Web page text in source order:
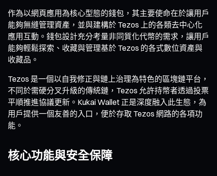
作為以網頁應用為核心型態的錢包，其主要使命在於讓用戶
能夠無縫管理資產，並與建構於 Tezos 上的各類去中心化
應用互動。錢包設計充分考量非同質化代幣的需求，讓用戶
能夠輕鬆探索、收藏與管理基於 Tezos 的各式數位資產與
收藏品。
Tezos 是一個以自我修正與鏈上治理為特色的區塊鏈平台，
不同於需硬分叉升級的傳統鏈，Tezos 允許持幣者透過投票
平順推進協議更新。Kukai Wallet 正是深度融入此生態，為
用戶提供一個友善的入口，便於存取 Tezos 網路的各項功
能。
核心功能與安全保障